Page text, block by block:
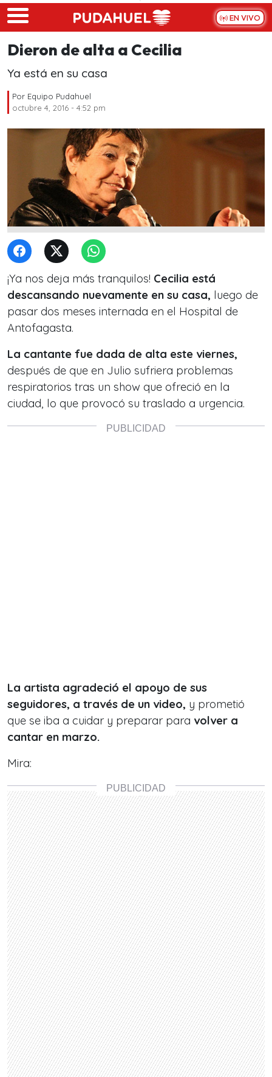
Skip to main content
EN VIVO
Dieron de alta a Cecilia
Ya está en su casa
Por Equipo Pudahuel
octubre 4, 2016 - 4:52 pm
¡Ya nos deja más tranquilos! Cecilia está
descansando nuevamente en su casa, luego de
pasar dos meses internada en el Hospital de
Antofagasta.
La cantante fue dada de alta este viernes,
después de que en Julio sufriera problemas
respiratorios tras un show que ofreció en la
ciudad, lo que provocó su traslado a urgencia.
La artista agradeció el apoyo de sus
seguidores, a través de un video, y prometió
que se iba a cuidar y preparar para volver a
cantar en marzo.
Mira: